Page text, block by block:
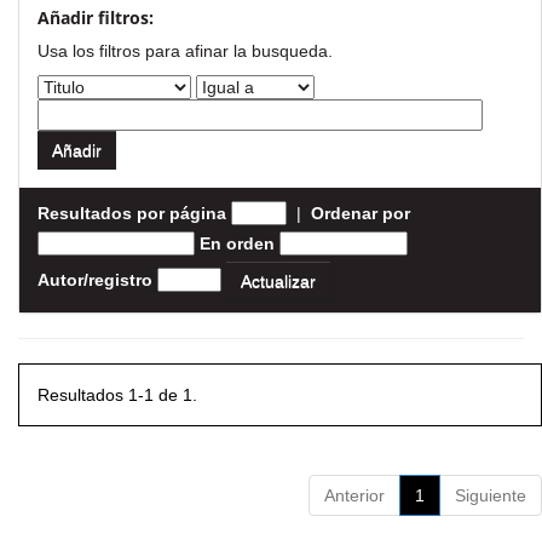
Añadir filtros:
Usa los filtros para afinar la busqueda.
Resultados por página | Ordenar por
En orden
Autor/registro
Resultados 1-1 de 1.
Anterior 1 Siguiente